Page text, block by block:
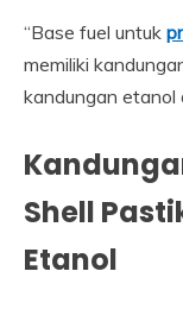
“Base fuel untuk
memiliki
kandungan etanol
Shell
Etanol